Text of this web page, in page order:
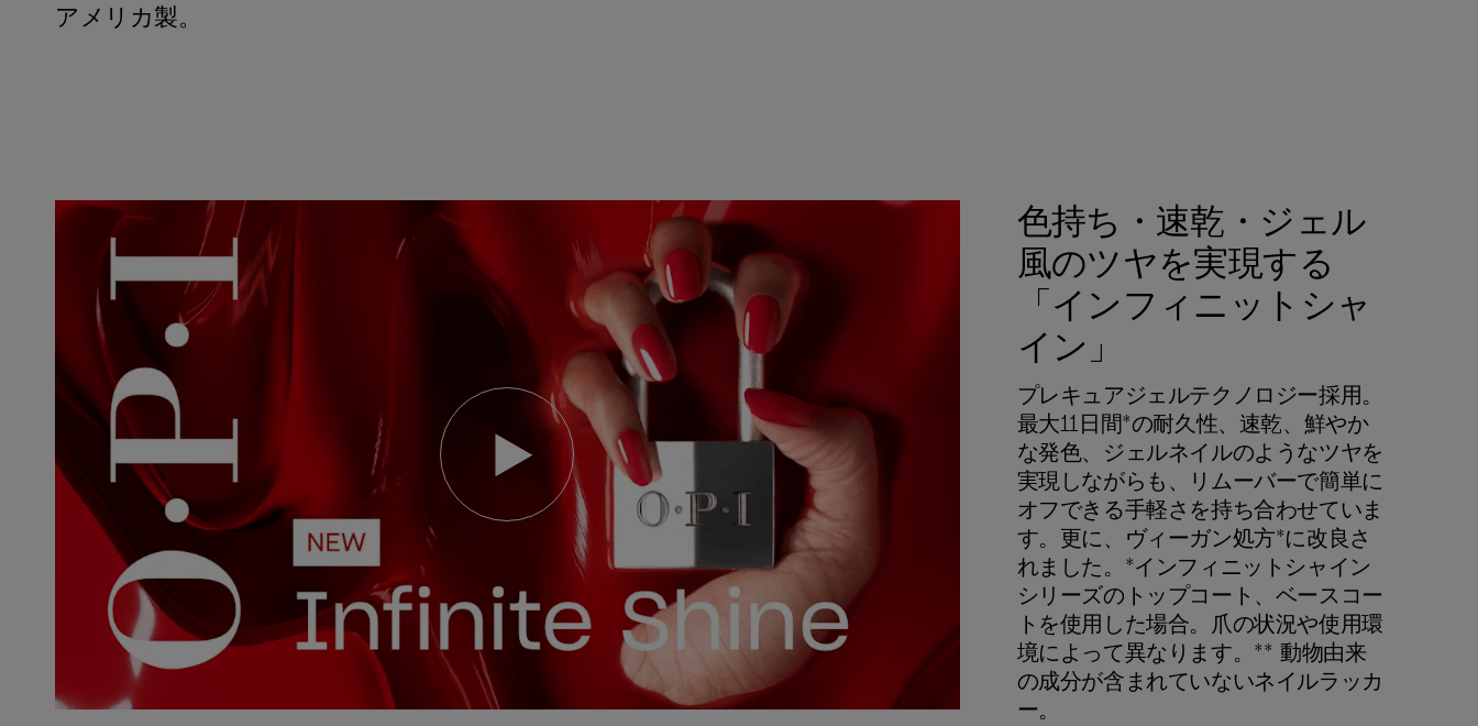
アメリカ製。
色持ち・速乾・ジェル
風のツヤを実現する
「インフィニットシャ
イン」
プレキュアジェルテクノロジー採用。
最大11日間*の耐久性、速乾、鮮やか
な発色、ジェルネイルのようなツヤを
実現しながらも、リムーバーで簡単に
オフできる手軽さを持ち合わせていま
す。更に、ヴィーガン処方*に改良さ
れました。*インフィニットシャイン
シリーズのトップコート、ベースコー
トを使用した場合。爪の状況や使用環
境によって異なります。** 動物由来
の成分が含まれていないネイルラッカ
ー。